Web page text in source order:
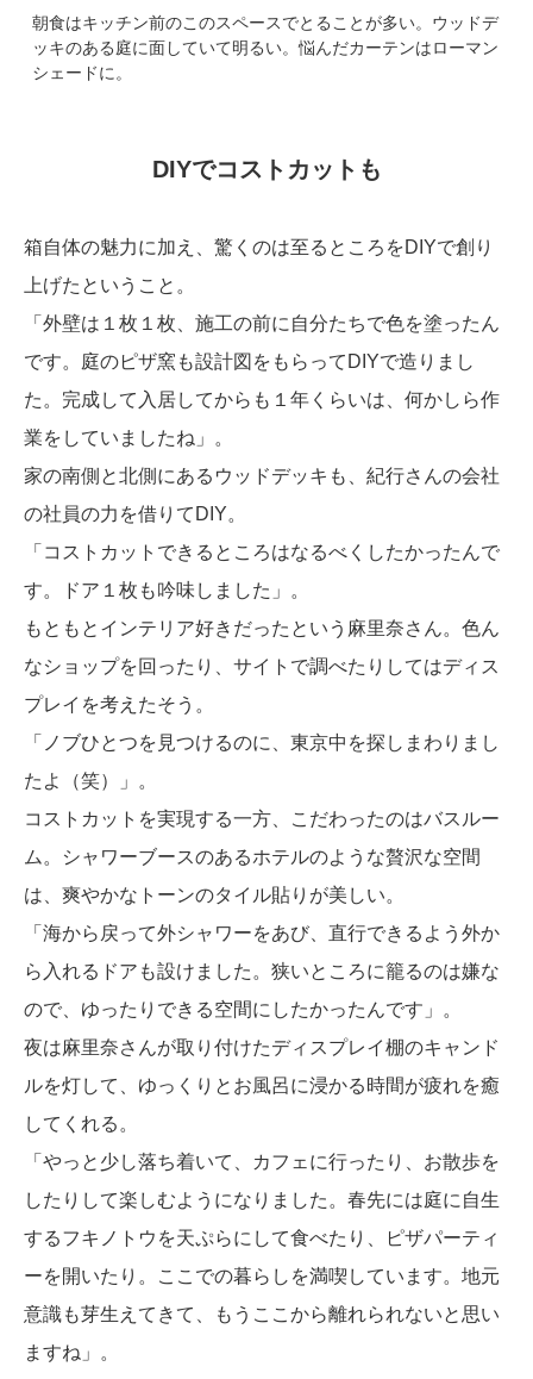
朝食はキッチン前のこのスペースでとることが多い。ウッドデ
ッキのある庭に面していて明るい。悩んだカーテンはローマン
シェードに。
DIYでコストカットも
箱自体の魅力に加え、驚くのは至るところをDIYで創り
上げたということ。
「外壁は１枚１枚、施工の前に自分たちで色を塗ったん
です。庭のピザ窯も設計図をもらってDIYで造りまし
た。完成して入居してからも１年くらいは、何かしら作
業をしていましたね」。
家の南側と北側にあるウッドデッキも、紀行さんの会社
の社員の力を借りてDIY。
「コストカットできるところはなるべくしたかったんで
す。ドア１枚も吟味しました」。
もともとインテリア好きだったという麻里奈さん。色ん
なショップを回ったり、サイトで調べたりしてはディス
プレイを考えたそう。
「ノブひとつを見つけるのに、東京中を探しまわりまし
たよ（笑）」。
コストカットを実現する一方、こだわったのはバスルー
ム。シャワーブースのあるホテルのような贅沢な空間
は、爽やかなトーンのタイル貼りが美しい。
「海から戻って外シャワーをあび、直行できるよう外か
ら入れるドアも設けました。狭いところに籠るのは嫌な
ので、ゆったりできる空間にしたかったんです」。
夜は麻里奈さんが取り付けたディスプレイ棚のキャンド
ルを灯して、ゆっくりとお風呂に浸かる時間が疲れを癒
してくれる。
「やっと少し落ち着いて、カフェに行ったり、お散歩を
したりして楽しむようになりました。春先には庭に自生
するフキノトウを天ぷらにして食べたり、ピザパーティ
ーを開いたり。ここでの暮らしを満喫しています。地元
意識も芽生えてきて、もうここから離れられないと思い
ますね」。